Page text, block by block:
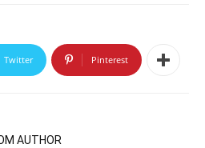
Twitter Pinterest
AUTHOR